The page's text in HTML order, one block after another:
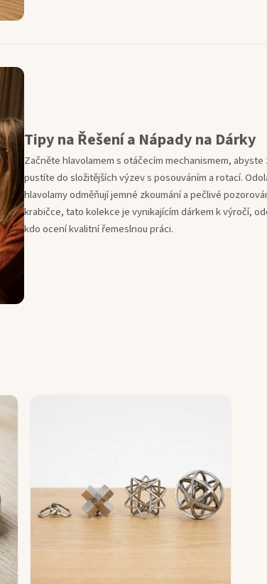
Tipy na Řešení a Nápady na Dárky
Začněte hlavolamem s otáčecím mechanismem,
pustíte do složitějších výzev s posouváním a rotací.
hlavolamy odměňují jemné zkoumání a pečlivé
krabičce, tato kolekce je vynikajícím dárkem k výročí,
kdo ocení kvalitní řemeslnou práci.